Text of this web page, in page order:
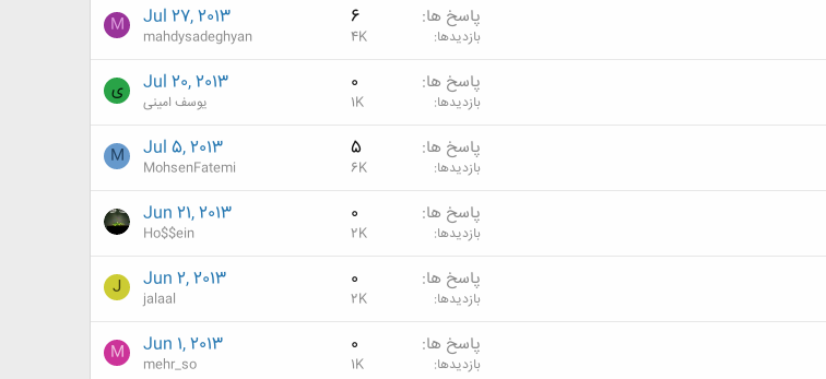
پاسخ ها 6
بازدیدها 4K
Jul 27, 2013
mahdysadeghyan
M
پاسخ ها 0
بازدیدها 1K
Jul 20, 2013
یوسف امینی ی
پاسخ ها 5
بازدیدها 6K
Jul 5, 2013
MohsenFatemi
M
پاسخ ها 0
بازدیدها 2K
Jun 21, 2013
Ho$$ein
پاسخ ها 0
بازدیدها 2K
Jun 2, 2013
jalaal
J
پاسخ ها 0
بازدیدها 1K
Jun 1, 2013
mehr_so
M